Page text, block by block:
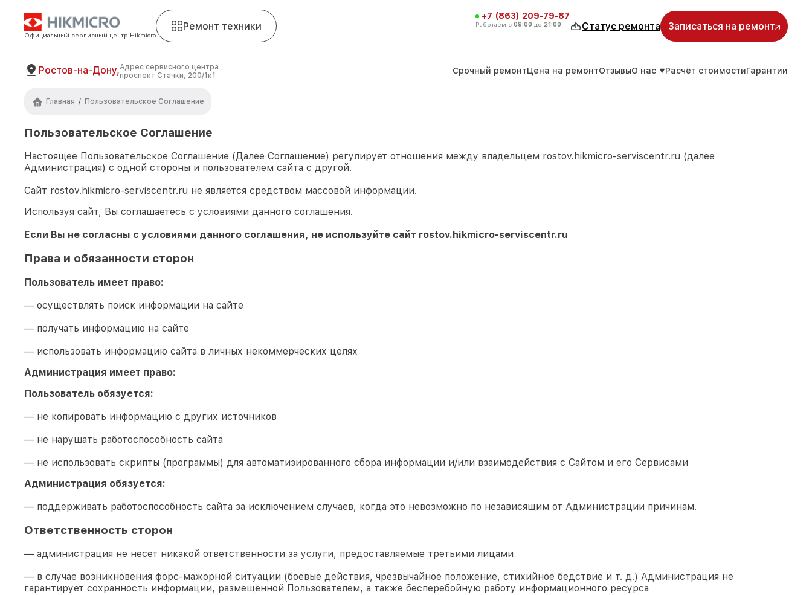
Официальный сервисный центр Hikmicro
Ремонт техники
+7 (863) 209-79-87
Работаем с 09:00 до 21:00 Статус ремонта Записаться на ремонт
Ростов-на-Дону,Адрес сервисного центра
проспект Стачки, 200/1к1
Срочный ремонтЦена на ремонтОтзывыО нас Расчёт стоимостиГарантии
Главная / Пользовательское Соглашение
Пользовательское Соглашение
Настоящее Пользовательское Соглашение (Далее Соглашение) регулирует отношения между владельцем rostov.hikmicro-serviscentr.ru (далее
Администрация) с одной стороны и пользователем сайта с другой.
Сайт rostov.hikmicro-serviscentr.ru не является средством массовой информации.
Используя сайт, Вы соглашаетесь с условиями данного соглашения.
Если Вы не согласны с условиями данного соглашения, не используйте сайт rostov.hikmicro-serviscentr.ru
Права и обязанности сторон
Пользователь имеет право:
— осуществлять поиск информации на сайте
— получать информацию на сайте
— использовать информацию сайта в личных некоммерческих целях
Администрация имеет право:
Пользователь обязуется:
— не копировать информацию с других источников
— не нарушать работоспособность сайта
— не использовать скрипты (программы) для автоматизированного сбора информации и/или взаимодействия с Сайтом и его Сервисами
Администрация обязуется:
— поддерживать работоспособность сайта за исключением случаев, когда это невозможно по независящим от Администрации причинам.
Ответственность сторон
— администрация не несет никакой ответственности за услуги, предоставляемые третьими лицами
— в случае возникновения форс-мажорной ситуации (боевые действия, чрезвычайное положение, стихийное бедствие и т. д.) Администрация не
гарантирует сохранность информации, размещённой Пользователем, а также бесперебойную работу информационного ресурса